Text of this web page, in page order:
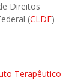
Direitos
(CLDF)
Terapêutico